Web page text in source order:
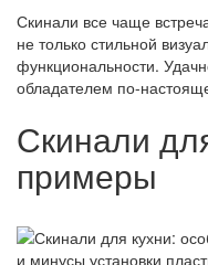
Скинали все чаще
не только стильной
функциональности.
обладателем по-
Скинали
примеры